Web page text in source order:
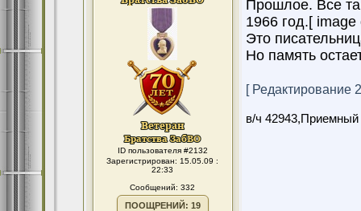
ID пользователя #2132
Зарегистрирован: 15.05.09 :
22:33
Сообщений: 332
ПООЩРЕНИЙ: 19
Прошлое. Все
1966 год.[ image
Это
Но память
[ Редактирование
в/ч